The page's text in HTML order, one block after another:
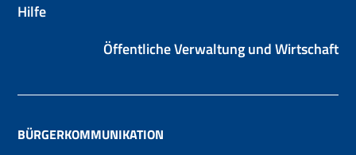
Hilfe
Öffentliche Verwaltung und Wirtschaft
BÜRGERKOMMUNIKATION